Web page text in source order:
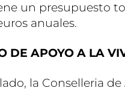
un presupuesto
anuales.
DE APOYO A LA
la Conselleria